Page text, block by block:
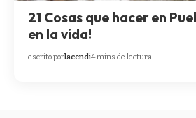
21 Cosas que hacer en
en la vida!
escrito porlacendi4 mins de lectura